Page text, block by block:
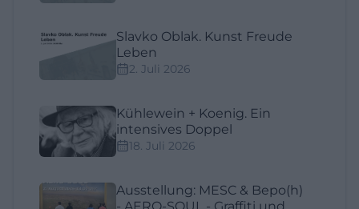
Slavko Oblak. Kunst Freude
Leben
2. Juli 2026
Kühlewein + Koenig. Ein
intensives Doppel
18. Juli 2026
Ausstellung: MESC & Bepo(h)